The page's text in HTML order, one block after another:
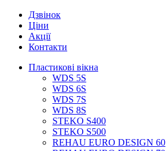
Дзвінок
Ціни
Акції
Контакти
Пластикові вікна
WDS 5S
WDS 6S
WDS 7S
WDS 8S
STEKO S400
STEKO S500
REHAU EURO DESIGN 60